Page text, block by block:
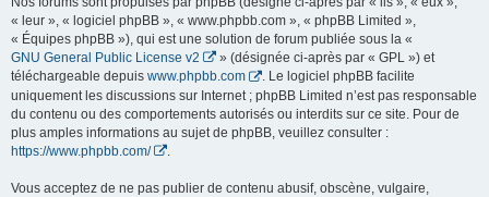
« leur », « logiciel phpBB », « www.phpbb.com », « phpBB Limited »,
« Équipes phpBB »), qui est une solution de forum publiée sous la «
GNU General Public License v2
» (désignée ci-après par « GPL ») et
téléchargeable depuis www.phpbb.com
. Le logiciel phpBB facilite
uniquement les discussions sur Internet ; phpBB Limited n’est pas responsable
du contenu ou des comportements autorisés ou interdits sur ce site. Pour de
plus amples informations au sujet de phpBB, veuillez consulter :
https://www.phpbb.com/
Vous acceptez de ne pas publier de contenu abusif, obscène, vulgaire,